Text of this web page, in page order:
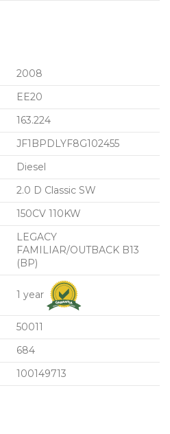
2008
EE20
163.224
JF1BPDLYF8G102455
Diesel
2.0 D Classic SW
150CV 110KW
LEGACY
FAMILIAR/OUTBACK B13
(BP)
1 year
50011
684
100149713